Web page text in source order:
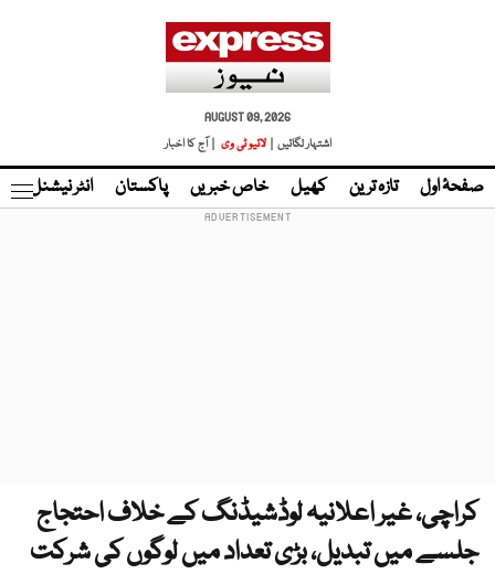
AUGUST 09, 2026
اشتہار لگائیں |
لائیو ٹی وی | آج کا اخبار
صفحۂ اول تازہ ترین کھیل خاص خبریں پاکستان انٹر نیشنل
کراچی، غیر اعلانیہ لوڈشیڈنگ کے خلاف احتجاج
جلسے میں تبدیل، بڑی تعداد میں لوگوں کی شرکت